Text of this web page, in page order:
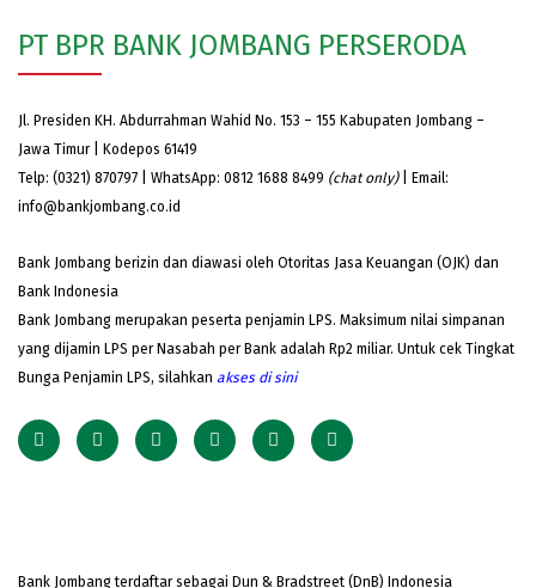
PT BPR BANK JOMBANG PERSERODA
Jl. Presiden KH. Abdurrahman Wahid No. 153 – 155 Kabupaten Jombang –
Jawa Timur | Kodepos 61419
Telp: (0321) 870797 | WhatsApp: 0812 1688 8499 (chat only)| Email:
info@bankjombang.co.id
Bank Jombang berizin dan diawasi oleh Otoritas Jasa Keuangan (OJK) dan
Bank Indonesia
Bank Jombang merupakan peserta penjamin LPS. Maksimum nilai simpanan
yang dijamin LPS per Nasabah per Bank adalah Rp2 miliar. Untuk cek Tingkat
Bunga Penjamin LPS, silahkan akses di sini
Bank Jombang terdaftar sebagai Dun & Bradstreet (DnB) Indonesia